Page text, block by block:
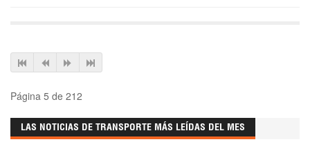
Página 5 de 212
LAS NOTICIAS DE TRANSPORTE MÁS LEÍDAS DEL MES